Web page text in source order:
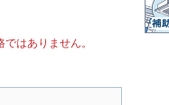
はありません。